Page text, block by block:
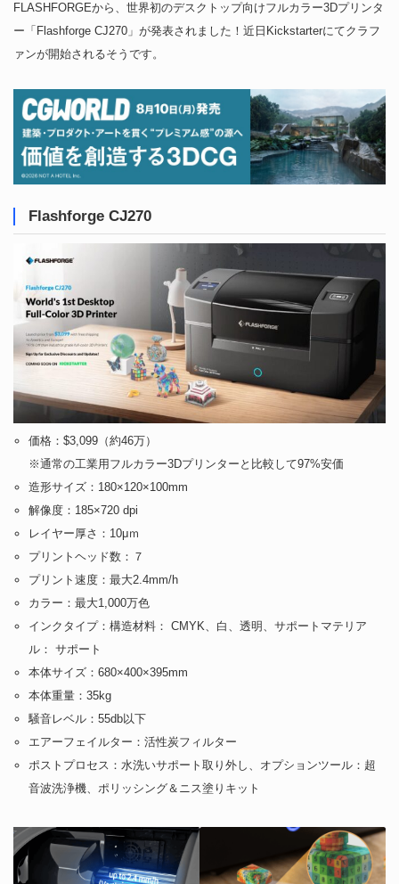
FLASHFORGEから、世界初のデスクトップ向けフルカラー3Dプリンタ
ー「Flashforge CJ270」が発表されました！近日Kickstarterにてクラフ
ァンが開始されるそうです。
Flashforge CJ270
価格：$3,099（約46万）
※通常の工業用フルカラー3Dプリンターと比較して97%安価
造形サイズ：180×120×100mm
解像度：185×720 dpi
レイヤー厚さ：10μｍ
プリントヘッド数：７
プリント速度：最大2.4mm/h
カラー：最大1,000万色
インクタイプ：構造材料： CMYK、白、透明、サポートマテリア
ル： サポート
本体サイズ：680×400×395mm
本体重量：35kg
騒音レベル：55db以下
エアーフェイルター：活性炭フィルター
ポストプロセス：水洗いサポート取り外し、オプションツール：超
音波洗浄機、ポリッシング＆ニス塗りキット